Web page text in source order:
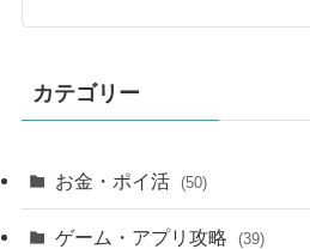
カテゴリー
お金・ポイ活 (50)
ゲーム・アプリ攻略 (39)